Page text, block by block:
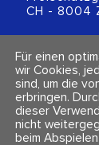
CH - 8004
+41 (0)44
Kontakt &
Newsletter
Impressum
Für einen
wir Cookies,
sind, um die
erbringen.
dieser
nicht
beim